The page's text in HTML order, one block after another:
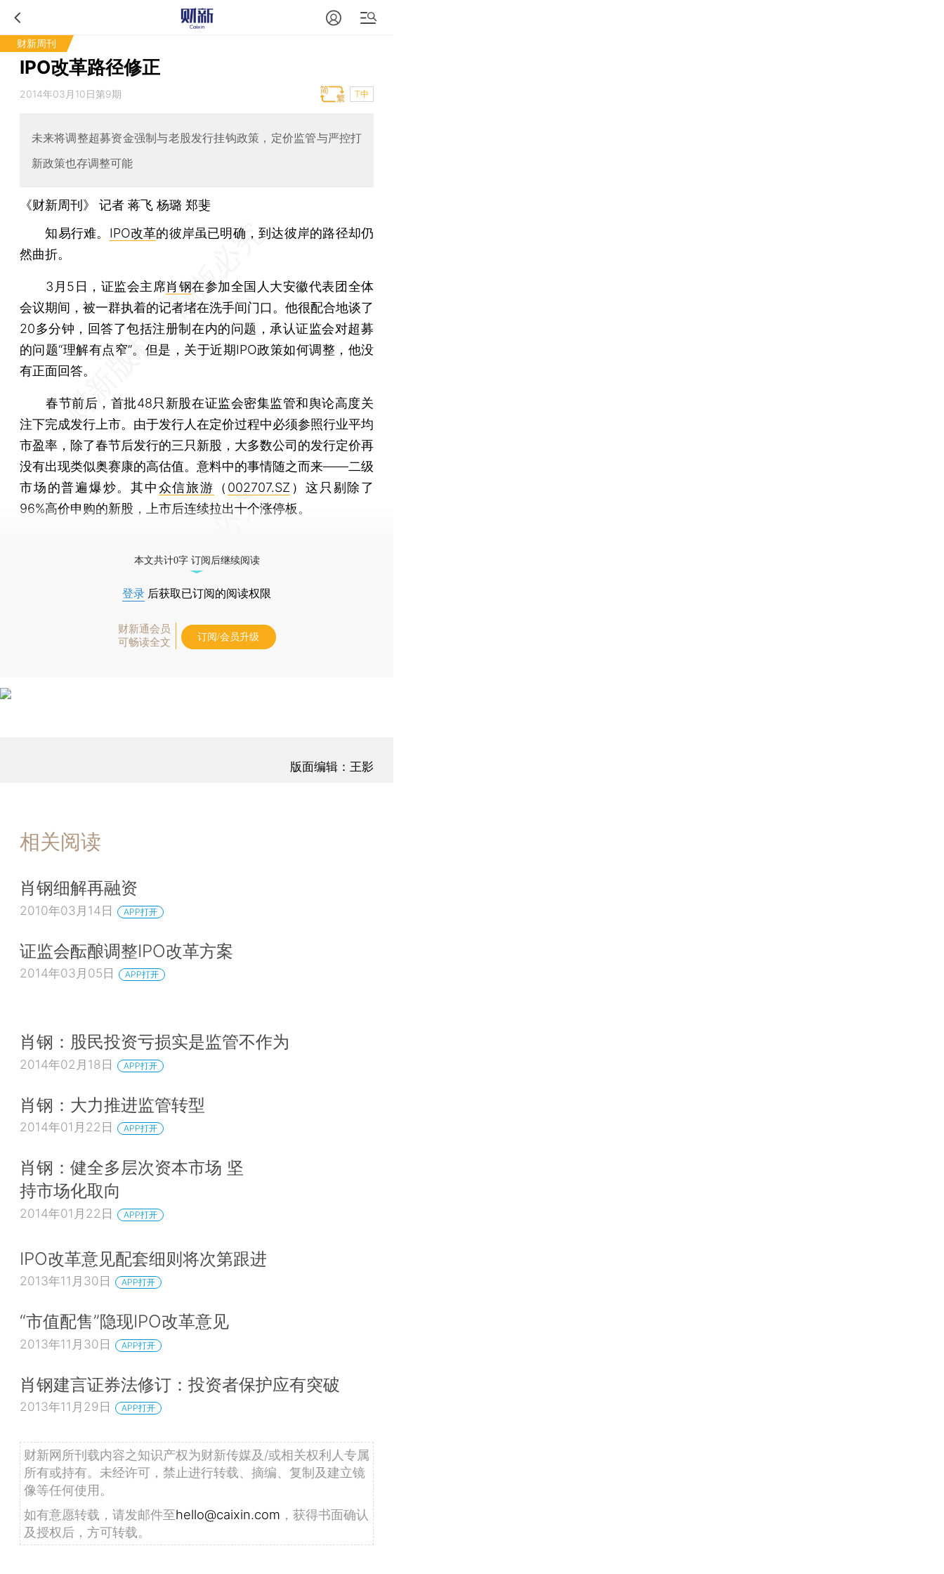
财新周刊
IPO改革路径修正
2014年03月10日第9期 T中
未来将调整超募资金强制与老股发行挂钩政策，定价监管与严控打
新政策也存调整可能
《财新周刊》 记者 蒋飞 杨璐 郑斐
知易行难。 IPO改革的彼岸虽已明确，到达彼岸的路径却仍
然曲折。
3月5日，证监会主席肖钢在参加全国人大安徽代表团全体
会议期间，被一群执着的记者堵在洗手间门口。他很配合地谈了
20多分钟，回答了包括注册制在内的问题，承认证监会对超募
的问题“理解有点窄”。但是，关于近期IPO政策如何调整，他没
有正面回答。
春节前后，首批48只新股在证监会密集监管和舆论高度关
注下完成发行上市。由于发行人在定价过程中必须参照行业平均
市盈率，除了春节后发行的三只新股，大多数公司的发行定价再
没有出现类似奥赛康的高估值。意料中的事情随之而来——二级
市场的普遍爆炒。其中众信旅游 （ 002707.SZ ）这只剔除了
96%高价申购的新股，上市后连续拉出十个涨停板。
本文共计0字 订阅后继续阅读
登录 后获取已订阅的阅读权限
财新通会员
可畅读全文
订阅/会员升级
版面编辑：王影
相关阅读
肖钢细解再融资
2010年03月14日 APP打开
证监会酝酿调整IPO改革方案
2014年03月05日 APP打开
肖钢：股民投资亏损实是监管不作为
2014年02月18日 APP打开
肖钢：大力推进监管转型
2014年01月22日 APP打开
肖钢：健全多层次资本市场 坚
持市场化取向
2014年01月22日 APP打开
IPO改革意见配套细则将次第跟进
2013年11月30日 APP打开
“市值配售”隐现IPO改革意见
2013年11月30日 APP打开
肖钢建言证券法修订：投资者保护应有突破
2013年11月29日 APP打开
财新网所刊载内容之知识产权为财新传媒及/或相关权利人专属
所有或持有。未经许可，禁止进行转载、摘编、复制及建立镜
像等任何使用。
如有意愿转载，请发邮件至hello@caixin.com ，获得书面确认
及授权后，方可转载。